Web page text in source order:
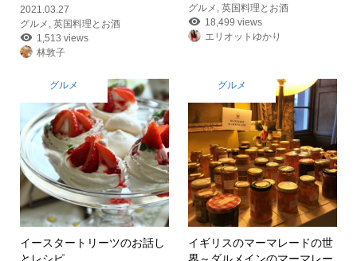
2021.03.27
グルメ 英国料理とお酒
1,513 views
林敦子
グルメ ,英国料理とお酒
18,499 views
エリオットゆかり
グルメ
イースタートリーツのお話し
グルメ
イギリスのマーマレードの世